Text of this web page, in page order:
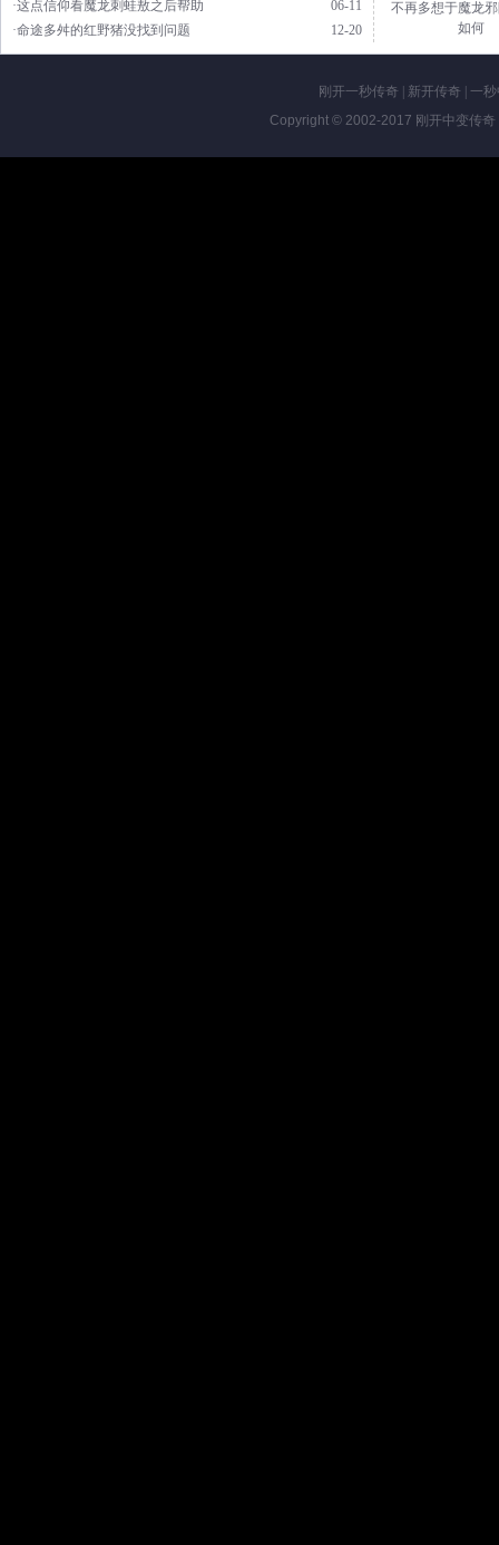
06-11
·这点信仰看魔龙刺蛙敖之后帮助
12-20
·命途多舛的红野猪没找到问题
不再多想于魔龙
如何
刚开一秒传奇 新开传奇
一
Copyright © 2002-2017 刚开中变传奇